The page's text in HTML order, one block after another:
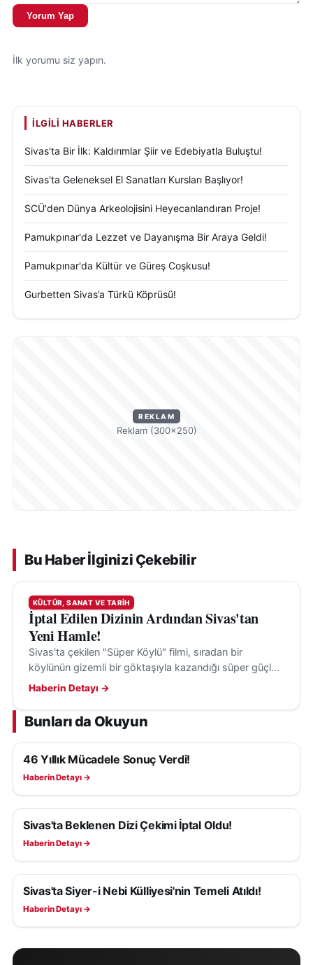
Yorum Yap
İlk yorumu siz yapın.
İLGILI HABERLER
Sivas'ta Bir İlk: Kaldırımlar Şiir ve Edebiyatla Buluştu!
Sivas'ta Geleneksel El Sanatları Kursları Başlıyor!
SCÜ'den Dünya Arkeolojisini Heyecanlandıran Proje!
Pamukpınar'da Lezzet ve Dayanışma Bir Araya Geldi!
Pamukpınar'da Kültür ve Güreş Coşkusu!
Gurbetten Sivas’a Türkü Köprüsü!
REKLAM
Reklam (300×250)
Bu Haber İlginizi Çekebilir
KÜLTÜR, SANAT VE TARIH
İptal Edilen Dizinin Ardından Sivas'tan
Yeni Hamle!
Sivas'ta çekilen "Süper Köylü" filmi, sıradan bir
köylünün gizemli bir göktaşıyla kazandığı süper güçleri
ve Anadolu kültürünü beyaz perdeye taşıyor.
Haberin Detayı →
Bunları da Okuyun
KÜLTÜR, SANAT VE TARIH
46 Yıllık Mücadele Sonuç Verdi!
Haberin Detayı →
KÜLTÜR, SANAT VE TARIH
Sivas'ta Beklenen Dizi Çekimi İptal Oldu!
Haberin Detayı →
KÜLTÜR, SANAT VE TARIH
Sivas'ta Siyer-i Nebi Külliyesi'nin Temeli Atıldı!
Haberin Detayı →